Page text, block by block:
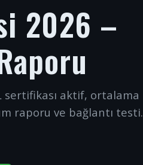
2026 –
sertifikası aktif, ortalama
raporu ve bağlantı testi.